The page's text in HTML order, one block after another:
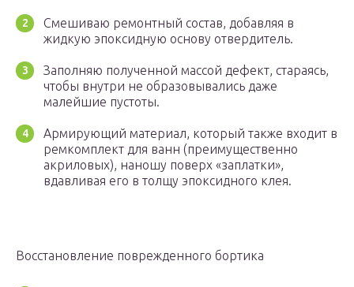
Смешиваю ремонтный состав, добавляя в
жидкую эпоксидную основу отвердитель.
Заполняю полученной массой дефект, стараясь,
чтобы внутри не образовывались даже
малейшие пустоты.
Армирующий материал, который также входит в
ремкомплект для ванн (преимущественно
акриловых), наношу поверх «заплатки»,
вдавливая его в толщу эпоксидного клея.
Восстановление поврежденного бортика